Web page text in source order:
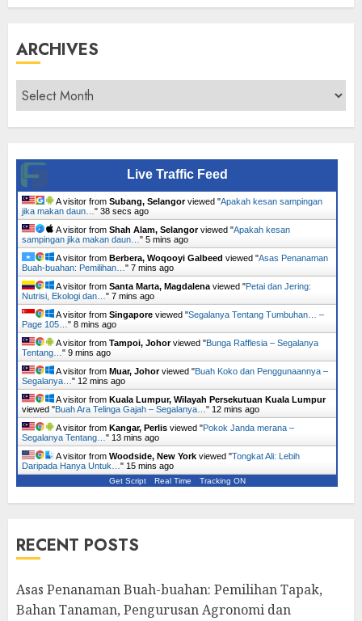
ARCHIVES
Archives
Live Traffic Feed
A visitor from Subang, Selangorviewed "Apakah kesan sampingan
jika makan daun… " 39 secs ago
A visitor from Shah Alam, Selangorviewed "Apakah kesan
sampingan jika makan daun… " 5 mins ago
A visitor from Berbera, Woqooyi Galbeed viewed "Asas Penanaman
Buah-buahan: Pemilihan… " 7 mins ago
A visitor from Santa Marta, Magdalena viewed "Petai dan Jering:
Nutrisi, Ekologi dan… " 7 mins ago
A visitor from Singapore viewed "Segalanya Tentang Tumbuhan… –
Page 105… " 8 mins ago
A visitor from Tampoi, Johorviewed "Bunga Rafflesia – Segalanya
Tentang… " 9 mins ago
A visitor from Muar, Johorviewed "Buah Koko dan Penggunaannya –
Segalanya… " 12 mins ago
A visitor from Kuala Lumpur, Wilayah Persekutuan Kuala Lumpur
viewed "Buah Ara Telinga Gajah – Segalanya… " 12 mins ago
A visitor from Kangar, Perlis viewed "Pokok Janda merana –
Segalanya Tentang… " 13 mins ago
A visitor from Woodside, New York viewed "Tongkat Ali: Lebih
Daripada Hanya Untuk… " 15 mins ago
Get Script Real Time Tracking ON
RECENT POSTS
Asas Penanaman Buah-buahan: Pemilihan Tapak,
Bahan Tanaman, Pengurusan Agronomi dan